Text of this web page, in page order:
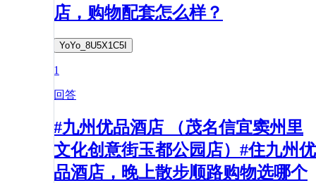
店，购物配套怎么样？
YoYo_8U5X1C5I
1
回答
#九州优品酒店 （茂名信宜窦州里
文化创意街玉都公园店）#住九州优
品酒店，晚上散步顺路购物选哪个